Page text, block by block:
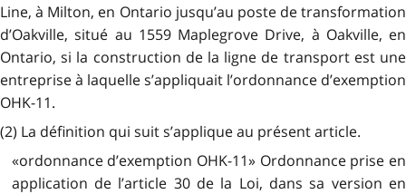
Line, à Milton, en Ontario jusqu’au poste de transformation
d’Oakville, situé au 1559 Maplegrove Drive, à Oakville, en
Ontario, si la construction de la ligne de transport est une
entreprise à laquelle s’appliquait l’ordonnance d’exemption
OHK-11.
(2) La définition qui suit s’applique au présent article.
«ordonnance d’exemption OHK-11» Ordonnance prise en
application de l’article 30 de la Loi, dans sa version en